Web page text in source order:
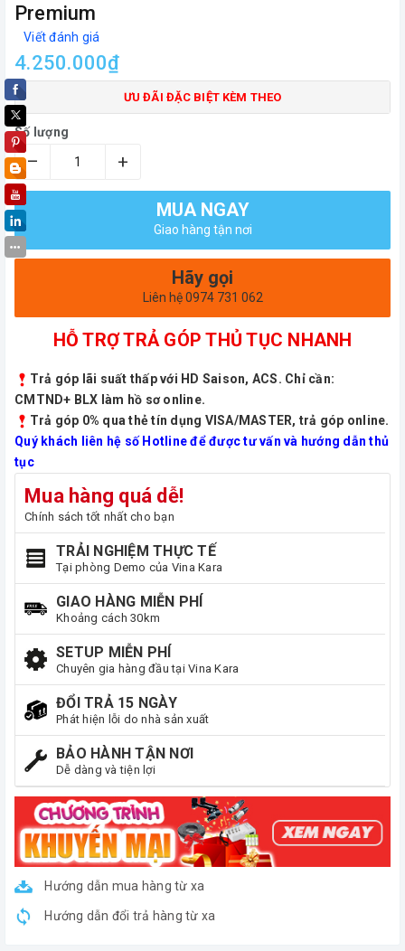
Premium
Viết đánh giá
4.250.000₫
ƯU ĐÃI ĐẶC BIỆT KÈM THEO
Số lượng
– +
MUA NGAY
Giao hàng tận nơi
Hãy gọi
Liên hệ 0974 731 062
HỖ TRỢ TRẢ GÓP THỦ TỤC NHANH
Trả góp lãi suất thấp với HD Saison, ACS. Chỉ cần:
CMTND+ BLX làm hồ sơ online.
Trả góp 0% qua thẻ tín dụng VISA/MASTER, trả góp online.
Quý khách liên hệ số Hotline để được tư vấn và hướng dẫn thủ
tục
Mua hàng quá dễ!
Chính sách tốt nhất cho bạn
TRẢI NGHIỆM THỰC TẾ
Tại phòng Demo của Vina Kara
GIAO HÀNG MIỄN PHÍ
Khoảng cách 30km
SETUP MIỄN PHÍ
Chuyên gia hàng đầu tại Vina Kara
ĐỔI TRẢ 15 NGÀY
Phát hiện lỗi do nhà sản xuất
BẢO HÀNH TẬN NƠI
Dễ dàng và tiện lợi
Hướng dẫn mua hàng từ xa
Hướng dẫn đổi trả hàng từ xa